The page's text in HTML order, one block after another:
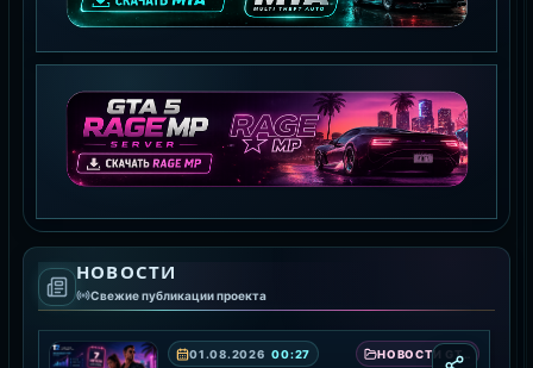
MTA:SA SERVER
СКАЧАТЬ MTA
GTA 5 RAGE MP
СКАЧАТЬ RAGE MP
НОВОСТИ
Свежие публикации проекта
01.08.2026 00:27 НОВОСТИ GTA 6 — ДАТА ВЫХОДА, ТРЕЙЛЕРЫ И ПОДРОБНОСТИ ИГРЫ